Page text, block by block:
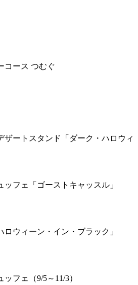
コース つむぐ
ザートスタンド「ダーク・ハロウィ
フェ「ゴーストキャッスル」
ウィーン・イン・ブラック」
フェ（9/5～11/3）